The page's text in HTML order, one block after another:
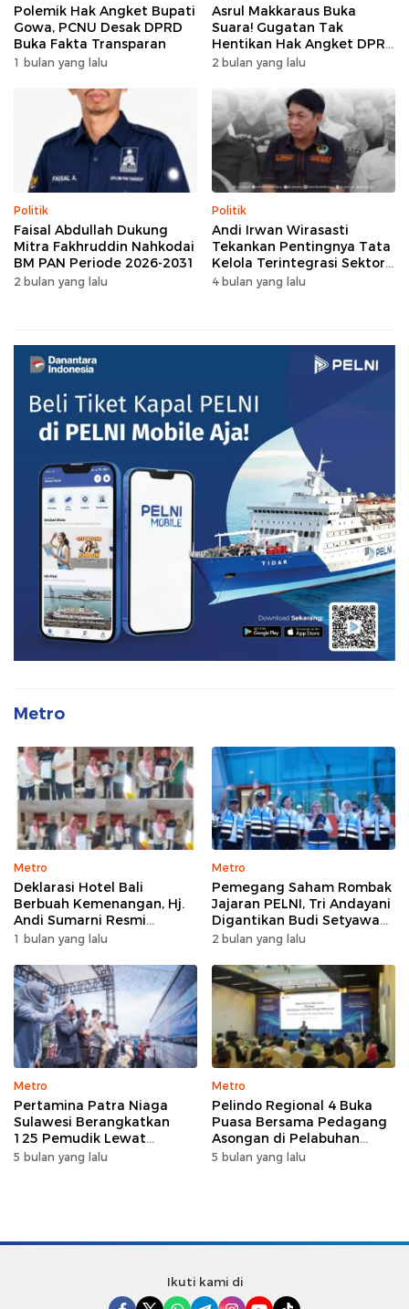
Polemik Hak Angket Bupati
Gowa, PCNU Desak DPRD
Buka Fakta Transparan
1 bulan yang lalu
Asrul Makkaraus Buka
Suara! Gugatan Tak
Hentikan Hak Angket DPRD
Gowa
2 bulan yang lalu
Politik
Faisal Abdullah Dukung
Mitra Fakhruddin Nahkodai
BM PAN Periode 2026-2031
2 bulan yang lalu
Politik
Andi Irwan Wirasasti
Tekankan Pentingnya Tata
Kelola Terintegrasi Sektor
Peternakan Sulsel
4 bulan yang lalu
Metro
Metro
Deklarasi Hotel Bali
Berbuah Kemenangan, Hj.
Andi Sumarni Resmi
Nahkodai DPW FK PKBM
1 bulan yang lalu
Metro
Pemegang Saham Rombak
Jajaran PELNI, Tri Andayani
Digantikan Budi Setyawan
Wijaya sebagai Dirut
2 bulan yang lalu
Metro
Pertamina Patra Niaga
Sulawesi Berangkatkan
125 Pemudik Lewat
Program Mudik Gratis
5 bulan yang lalu
Metro
Pelindo Regional 4 Buka
Puasa Bersama Pedagang
Asongan di Pelabuhan
Makassar, Perkuat
5 bulan yang lalu
Ikuti kami di